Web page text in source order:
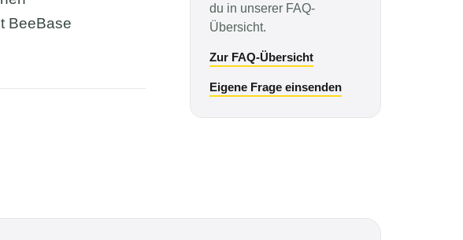
BeeBase
du in unserer FAQ-
Übersicht.
Zur FAQ-Übersicht
Eigene Frage einsenden